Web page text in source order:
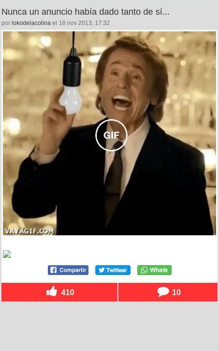
Nunca un anuncio había dado tanto de sí...
por lokodelacolina el 18 nov 2013, 17:32
410 10